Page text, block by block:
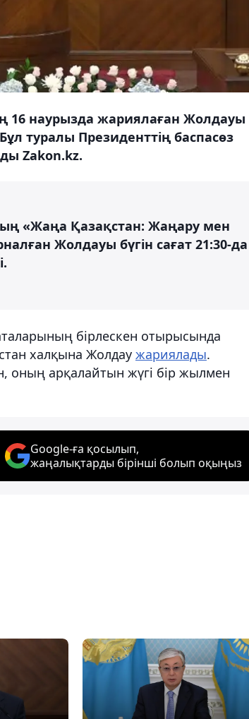
наурызда жариялаған Жолдауы
туралы Президенттің баспасөз
Zakon.kz.
«Жаңа Қазақстан: Жаңару мен
Жолдауы бүгін сағат 21:30-да
бірлескен отырысында
халқына Жолдау жариялады.
оның арқалайтын жүгі бір жылмен
Google-ға қосылып,
жаңалықтарды бірінші болып оқыңыз